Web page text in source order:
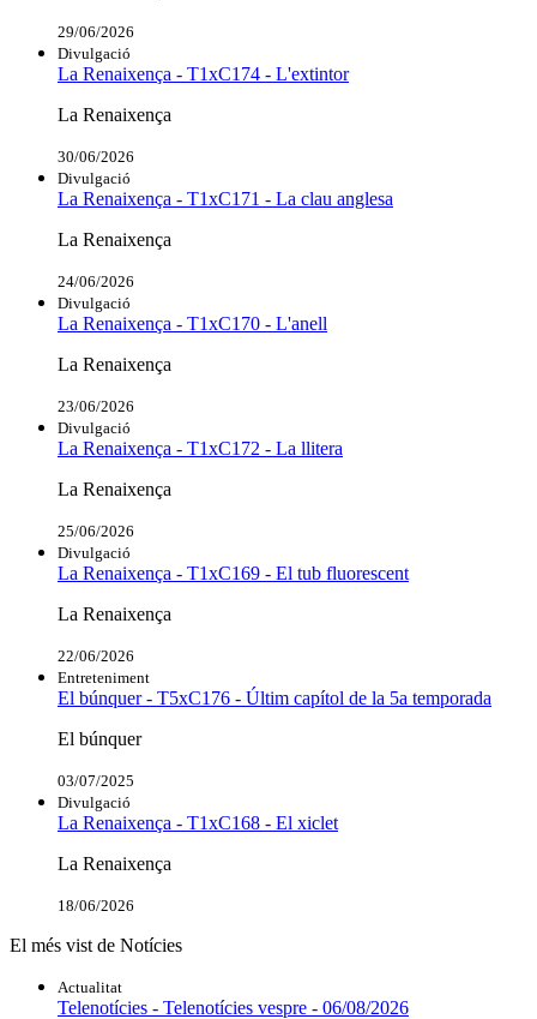
29/06/2026
Divulgació
La Renaixença - T1xC174 - L'extintor
La Renaixença
30/06/2026
Divulgació
La Renaixença - T1xC171 - La clau anglesa
La Renaixença
24/06/2026
Divulgació
La Renaixença - T1xC170 - L'anell
La Renaixença
23/06/2026
Divulgació
La Renaixença - T1xC172 - La llitera
La Renaixença
25/06/2026
Divulgació
La Renaixença - T1xC169 - El tub fluorescent
La Renaixença
22/06/2026
Entreteniment
El búnquer - T5xC176 - Últim capítol de la 5a temporada
El búnquer
03/07/2025
Divulgació
La Renaixença - T1xC168 - El xiclet
La Renaixença
18/06/2026
El més vist de Notícies
Actualitat
Telenotícies - Telenotícies vespre - 06/08/2026